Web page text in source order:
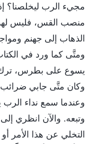
مجيء الرب ليخلصنا؟
منصب القس، فليس
الذهاب إلى جهنم
ومتَّى كما ورد في
يسوع على بطرس، ترك
وكان متَّى جابي
وعندما سمع نداء
وتبعه. والآن انظري
التخلي عن هذا الأمر